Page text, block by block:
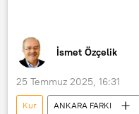
İsmet Özçelik
25 Temmuz 2025, 16:31
Kur ANKARA FARKI